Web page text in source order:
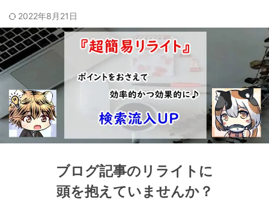
2022年8月21日
ブログ記事のリライトに
頭を抱えていませんか？